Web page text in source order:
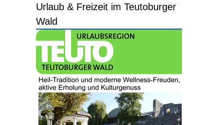
Urlaub & Freizeit im Teutoburger
Wald